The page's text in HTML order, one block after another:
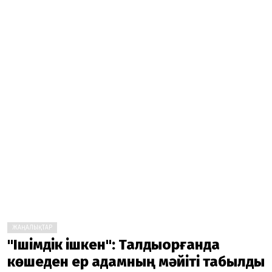
ЖАҢАЛЫҚТАР
"Ішімдік ішкен": Талдықорғанда
көшеден ер адамның мәйіті табылды